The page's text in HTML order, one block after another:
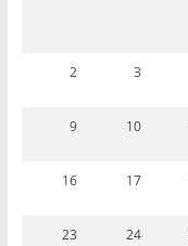
2 3
9 10
16 17
23 24